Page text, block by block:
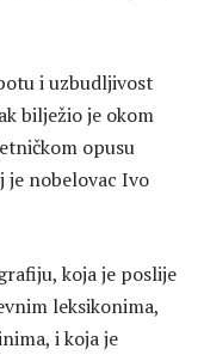
i uzbudljivost
bilježio je okom
opusu
je nobelovac Ivo
koja je poslije
leksikonima,
i koja je